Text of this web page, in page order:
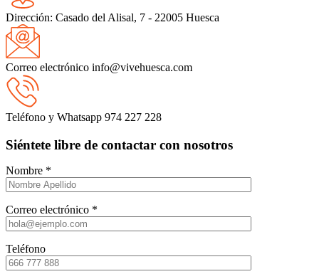
Dirección: Casado del Alisal, 7 - 22005 Huesca
Correo electrónico info@vivehuesca.com
Teléfono y Whatsapp 974 227 228
Siéntete libre de contactar con nosotros
Nombre *
Correo electrónico *
Teléfono